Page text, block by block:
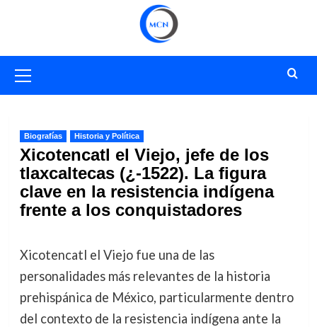
primario
Biografías Historia y Política
Xicotencatl el Viejo, jefe de los
tlaxcaltecas (¿-1522). La figura
clave en la resistencia indígena
frente a los conquistadores
Xicotencatl el Viejo fue una de las
personalidades más relevantes de la historia
prehispánica de México, particularmente dentro
del contexto de la resistencia indígena ante la